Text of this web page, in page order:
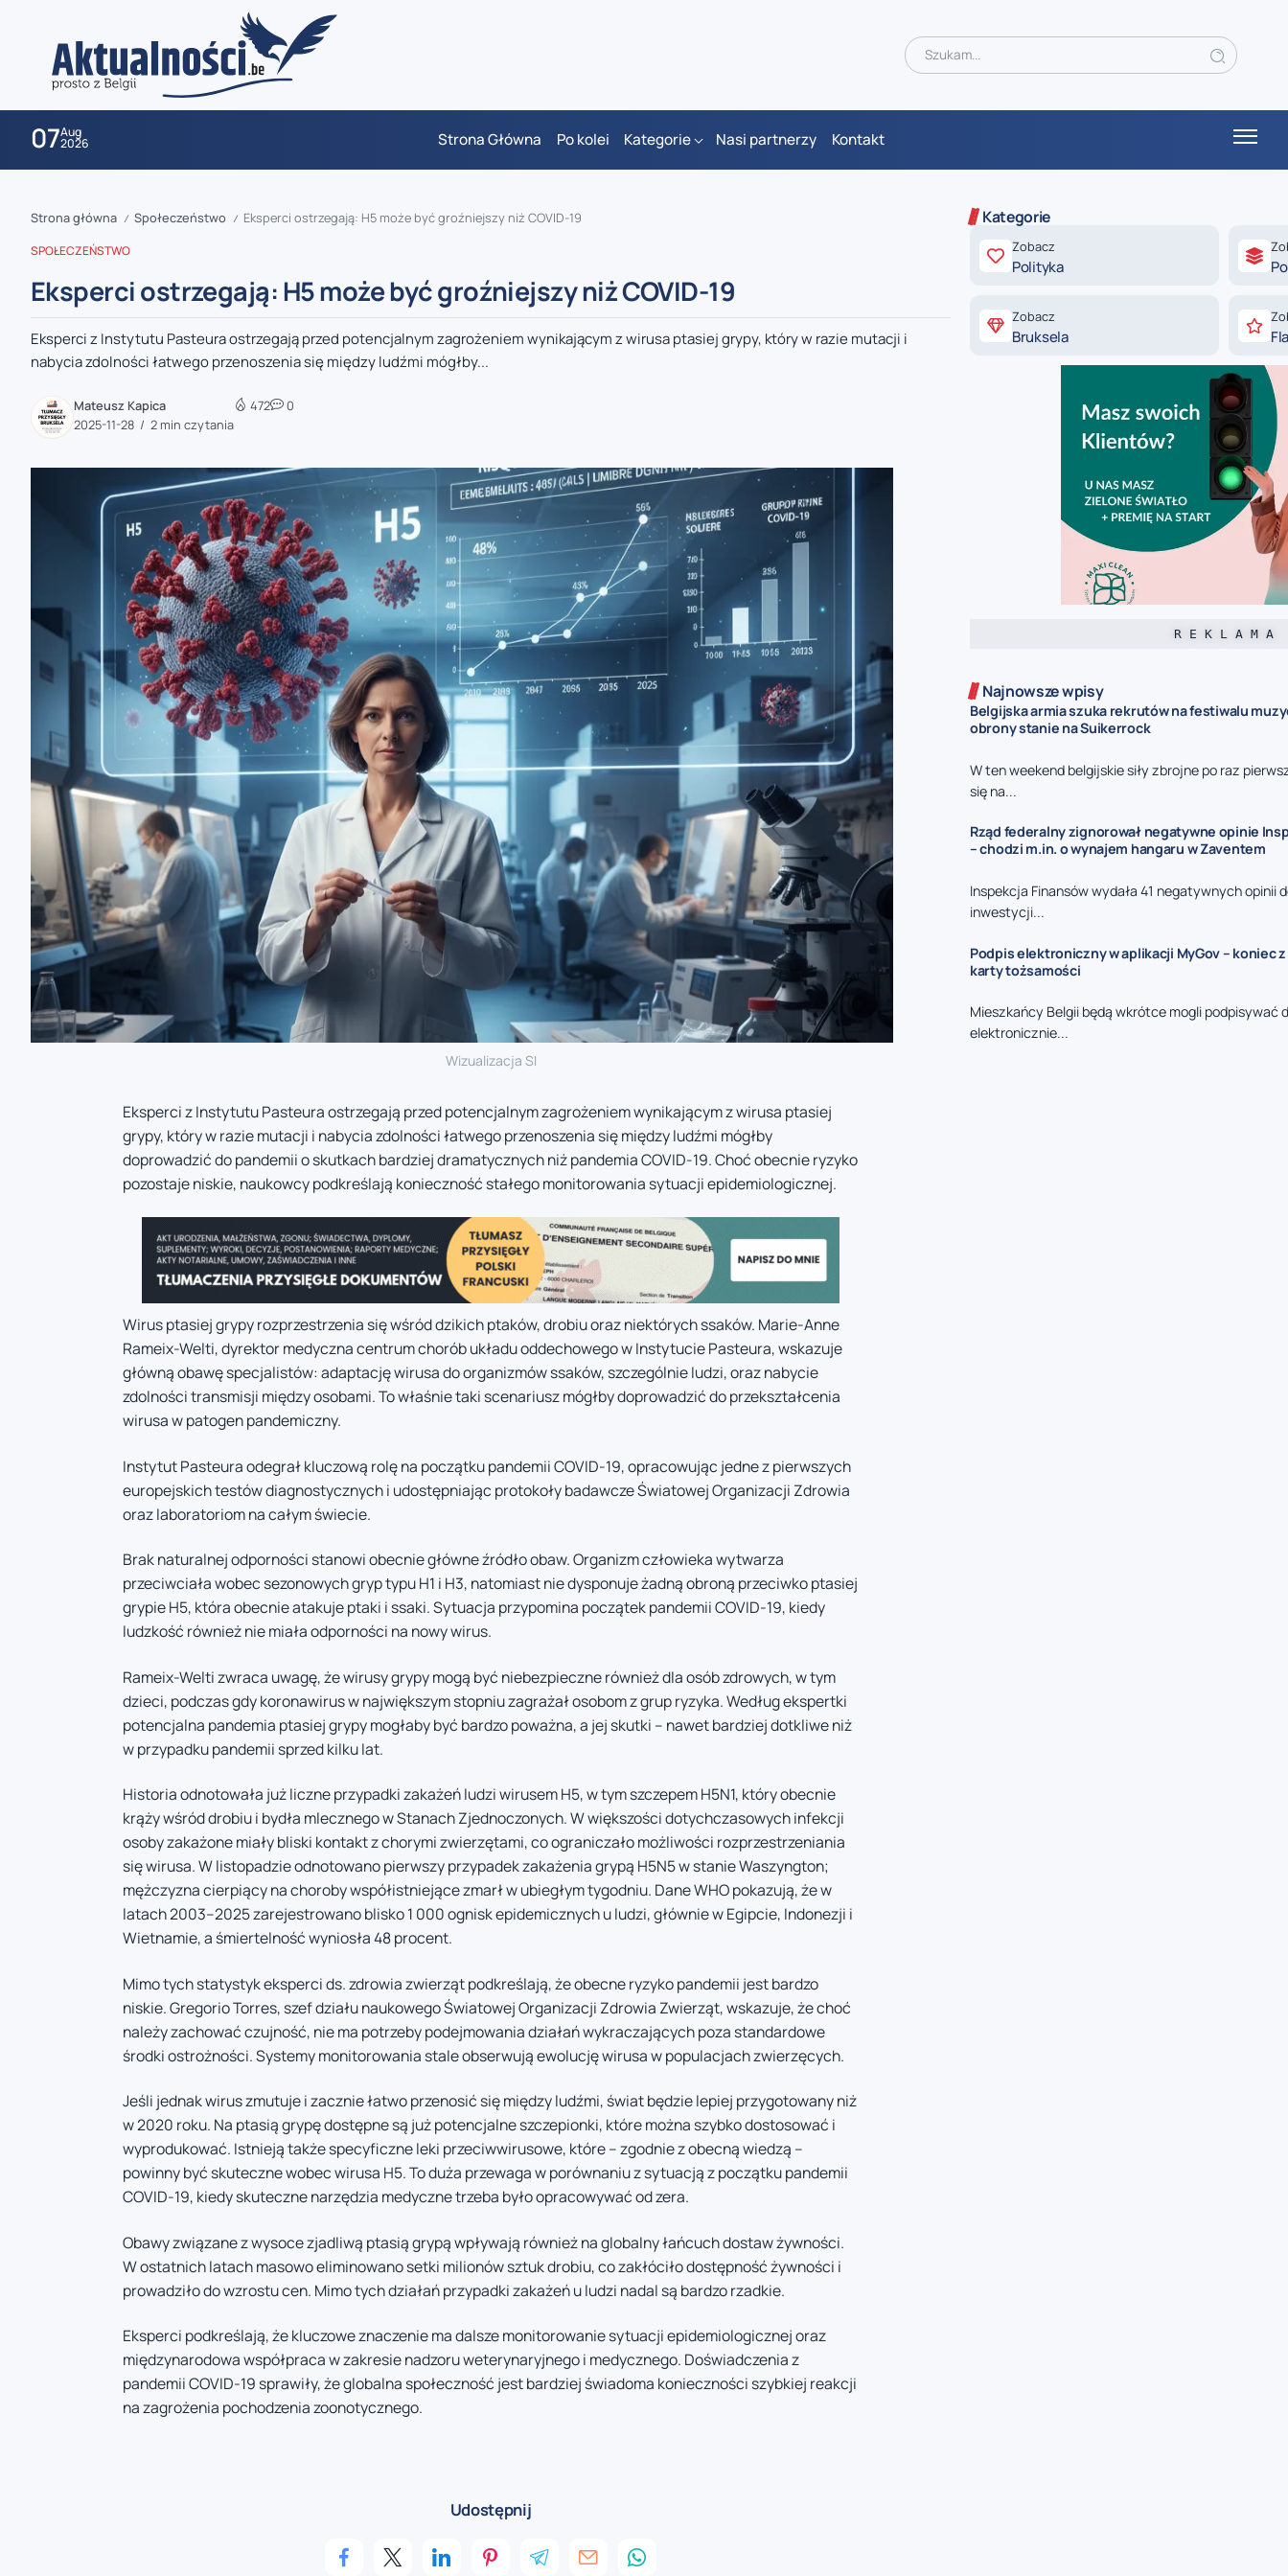
07Aug
2026 Strona Główna Po kolei Kategorie Nasi partnerzy Kontakt
zaobserwuj nas
zaobserwuj nas
zaobserwuj nas
zaobserwuj nas
Strona główna / Społeczeństwo / Eksperci ostrzegają: H5 może być groźniejszy niż COVID-19
SPOŁECZEŃSTWO
Eksperci ostrzegają: H5 może być groźniejszy niż COVID-19
Eksperci z Instytutu Pasteura ostrzegają przed potencjalnym zagrożeniem wynikającym z wirusa ptasiej grypy, który w razie mutacji i
nabycia zdolności łatwego przenoszenia się między ludźmi mógłby...
Mateusz Kapica
2025-11-28
2 min czytania
472 0
Wizualizacja SI
Eksperci z Instytutu Pasteura ostrzegają przed potencjalnym zagrożeniem wynikającym z wirusa ptasiej
grypy, który w razie mutacji i nabycia zdolności łatwego przenoszenia się między ludźmi mógłby
doprowadzić do pandemii o skutkach bardziej dramatycznych niż pandemia COVID-19. Choć obecnie ryzyko
pozostaje niskie, naukowcy podkreślają konieczność stałego monitorowania sytuacji epidemiologicznej.
Wirus ptasiej grypy rozprzestrzenia się wśród dzikich ptaków, drobiu oraz niektórych ssaków. Marie-Anne
Rameix-Welti, dyrektor medyczna centrum chorób układu oddechowego w Instytucie Pasteura, wskazuje
główną obawę specjalistów: adaptację wirusa do organizmów ssaków, szczególnie ludzi, oraz nabycie
zdolności transmisji między osobami. To właśnie taki scenariusz mógłby doprowadzić do przekształcenia
wirusa w patogen pandemiczny.
Instytut Pasteura odegrał kluczową rolę na początku pandemii COVID-19, opracowując jedne z pierwszych
europejskich testów diagnostycznych i udostępniając protokoły badawcze Światowej Organizacji Zdrowia
oraz laboratoriom na całym świecie.
Brak naturalnej odporności stanowi obecnie główne źródło obaw. Organizm człowieka wytwarza
przeciwciała wobec sezonowych gryp typu H1 i H3, natomiast nie dysponuje żadną obroną przeciwko ptasiej
grypie H5, która obecnie atakuje ptaki i ssaki. Sytuacja przypomina początek pandemii COVID-19, kiedy
ludzkość również nie miała odporności na nowy wirus.
Rameix-Welti zwraca uwagę, że wirusy grypy mogą być niebezpieczne również dla osób zdrowych, w tym
dzieci, podczas gdy koronawirus w największym stopniu zagrażał osobom z grup ryzyka. Według ekspertki
potencjalna pandemia ptasiej grypy mogłaby być bardzo poważna, a jej skutki – nawet bardziej dotkliwe niż
w przypadku pandemii sprzed kilku lat.
Historia odnotowała już liczne przypadki zakażeń ludzi wirusem H5, w tym szczepem H5N1, który obecnie
krąży wśród drobiu i bydła mlecznego w Stanach Zjednoczonych. W większości dotychczasowych infekcji
osoby zakażone miały bliski kontakt z chorymi zwierzętami, co ograniczało możliwości rozprzestrzeniania
się wirusa. W listopadzie odnotowano pierwszy przypadek zakażenia grypą H5N5 w stanie Waszyngton;
mężczyzna cierpiący na choroby współistniejące zmarł w ubiegłym tygodniu. Dane WHO pokazują, że w
latach 2003–2025 zarejestrowano blisko 1 000 ognisk epidemicznych u ludzi, głównie w Egipcie, Indonezji i
Wietnamie, a śmiertelność wyniosła 48 procent.
Mimo tych statystyk eksperci ds. zdrowia zwierząt podkreślają, że obecne ryzyko pandemii jest bardzo
niskie. Gregorio Torres, szef działu naukowego Światowej Organizacji Zdrowia Zwierząt, wskazuje, że choć
należy zachować czujność, nie ma potrzeby podejmowania działań wykraczających poza standardowe
środki ostrożności. Systemy monitorowania stale obserwują ewolucję wirusa w populacjach zwierzęcych.
Jeśli jednak wirus zmutuje i zacznie łatwo przenosić się między ludźmi, świat będzie lepiej przygotowany niż
w 2020 roku. Na ptasią grypę dostępne są już potencjalne szczepionki, które można szybko dostosować i
wyprodukować. Istnieją także specyficzne leki przeciwwirusowe, które – zgodnie z obecną wiedzą –
powinny być skuteczne wobec wirusa H5. To duża przewaga w porównaniu z sytuacją z początku pandemii
COVID-19, kiedy skuteczne narzędzia medyczne trzeba było opracowywać od zera.
Obawy związane z wysoce zjadliwą ptasią grypą wpływają również na globalny łańcuch dostaw żywności.
W ostatnich latach masowo eliminowano setki milionów sztuk drobiu, co zakłóciło dostępność żywności i
prowadziło do wzrostu cen. Mimo tych działań przypadki zakażeń u ludzi nadal są bardzo rzadkie.
Eksperci podkreślają, że kluczowe znaczenie ma dalsze monitorowanie sytuacji epidemiologicznej oraz
międzynarodowa współpraca w zakresie nadzoru weterynaryjnego i medycznego. Doświadczenia z
pandemii COVID-19 sprawiły, że globalna społeczność jest bardziej świadoma konieczności szybkiej reakcji
na zagrożenia pochodzenia zoonotycznego.
Udostępnij
Kategorie
Zobacz
Polityka
Zobacz
Bruksela
R E K L A M A
Najnowsze wpisy
Belgijska armia szuka rekrutów na festiwalu
obrony stanie na Suikerrock
W ten weekend belgijskie siły zbrojne po raz
się na...
Rząd federalny zignorował negatywne opinie
– chodzi m.in. o wynajem hangaru w Zaventem
Inspekcja Finansów wydała 41 negatywnych opinii
inwestycji...
Podpis elektroniczny w aplikacji MyGov – koniec
karty tożsamości
Mieszkańcy Belgii będą wkrótce mogli podpisywać
elektronicznie...